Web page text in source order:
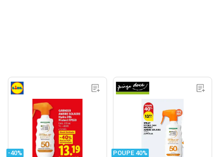
-40% POUPE 40%